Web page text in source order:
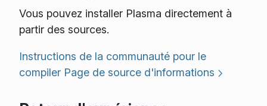
Vous pouvez installer Plasma directement à
partir des sources.
Instructions de la communauté pour le
compiler Page de source d'informations